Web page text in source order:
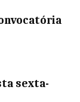
sexta-